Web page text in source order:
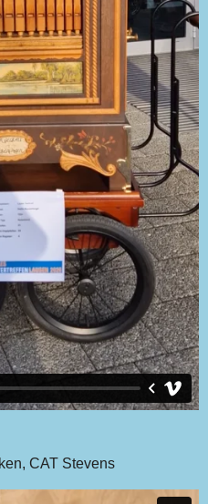
CAT Stevens